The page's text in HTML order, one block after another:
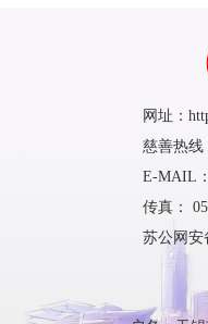
网址：
慈善热线
E-MAIL
传真：
苏公网安